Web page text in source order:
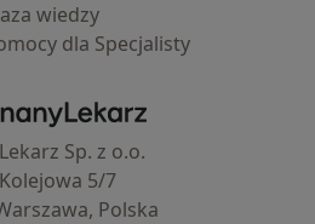
wiedzy
dla Specjalisty
ZnanyLekarz - Strona główna
Sp. z o.o.
5/7
Polska